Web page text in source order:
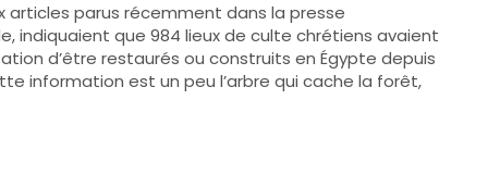
articles parus récemment dans la presse
indiquaient que 984 lieux de culte chrétiens avaient
d’être restaurés ou construits en Égypte depuis
information est un peu l’arbre qui cache la forêt,